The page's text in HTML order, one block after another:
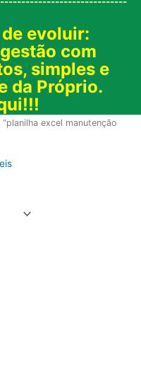
evoluir:
com
simples e
da Próprio.
excel manutenção